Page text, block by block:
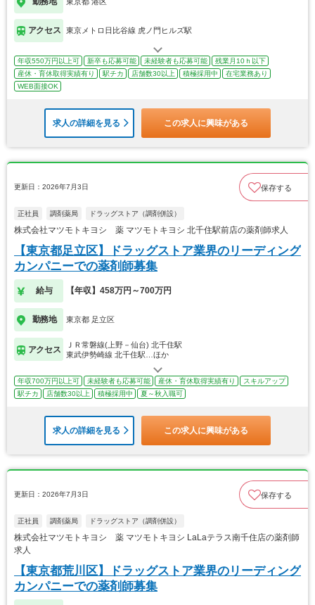
アクセス 東京メトロ日比谷線 虎ノ門ヒルズ駅
年収550万円以上可 新卒も応募可能 未経験者も応募可能
残業月10ｈ以下
産休・育休取得実績有り
駅チカ 店舗数30以上 積極採用中
在宅業務あり
WEB面接OK
求人の詳細を見る この求人に興味がある
更新日：2026年7月3日 保存する
正社員 調剤薬局 ドラッグストア（調剤併設）
株式会社マツモトキヨシ 薬 マツモトキヨシ 北千住駅前店の薬剤師求人
【東京都足立区】ドラッグストア業界のリーディング
カンパニーでの薬剤師募集
給与 【年収】458万円～700万円
勤務地 東京都 足立区
アクセス
ＪＲ常磐線(上野－仙台) 北千住駅
東武伊勢崎線 北千住駅…ほか
年収700万円以上可 未経験者も応募可能 産休・育休取得実績有り
スキルアップ
駅チカ
店舗数30以上 積極採用中 夏～秋入職可
求人の詳細を見る この求人に興味がある
更新日：2026年7月3日 保存する
正社員 調剤薬局 ドラッグストア（調剤併設）
株式会社マツモトキヨシ 薬 マツモトキヨシ LaLaテラス南千住店の薬剤師
求人
【東京都荒川区】ドラッグストア業界のリーディング
カンパニーでの薬剤師募集